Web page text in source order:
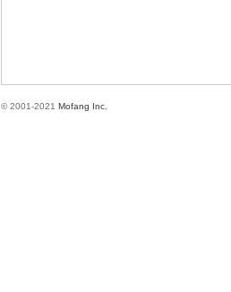
© 2001-2021 Mofang Inc.